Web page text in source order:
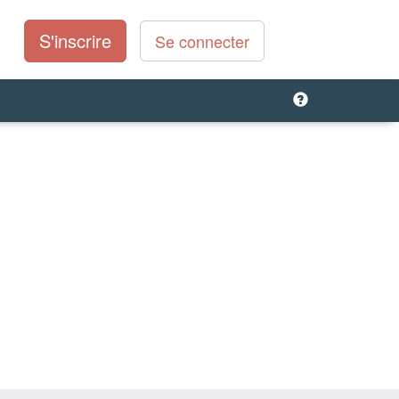
S'inscrire Se connecter